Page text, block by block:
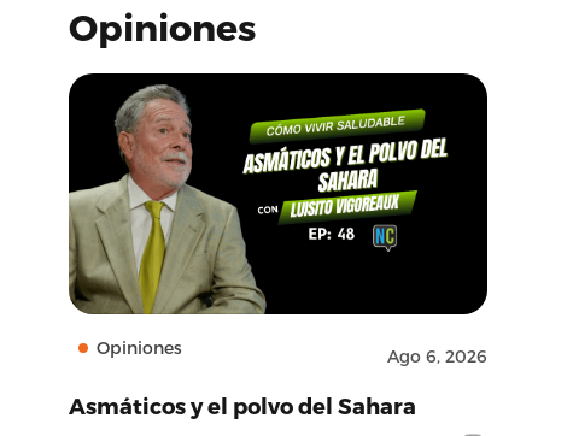
Opiniones
Opiniones Ago 6, 2026
Asmáticos y el polvo del Sahara